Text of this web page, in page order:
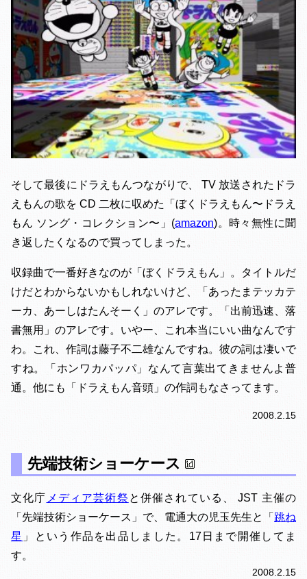
そして最後にドラえもんつながりで、 TV 放送されたドラ
えもんの歌を CD 二枚に収めた「ぼくドラえもん〜ドラえ
もん ソング・コレクション〜」(amazon)。時々無性に聞
き返したくなるので買ってしまった。
収録曲で一番好きなのが「ぼくドラえもん」。タイトルだ
けだとわからないかもしれないけど、「あったまテッカテ
ーカ、あーしはたんそーく」のアレです。「出前迅速、落
書無用」のアレです。いやー、これ本当にいい曲なんです
わ。これ、作詞は藤子不二雄なんですね。彼の詞は凄いで
すね。「ホンワカパッパ」なんて言葉出てきませんよ普
通。他にも「ドラえもん音頭」の作詞もなさってます。
2008.2.15
先端技術ショーケース
文化庁 メディア芸術祭 と併催されている、 JST 主催の
「先端技術ショーケース」で、電通大の児玉先生と「 跳ね
星 」という作品を出品しました。17日まで開催してま
す。
2008.2.15